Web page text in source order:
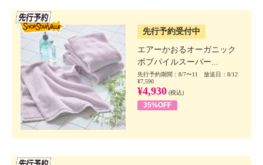
先行予約受付中
エアーかおるオーガニック
ボブパイルスーパー...
先行予約期間：8/7〜11 放送日：8/12
¥7,590
¥4,930 (税込)
35%OFF